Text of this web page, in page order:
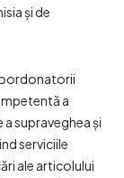
și de
a
supraveghea și
serviciile
ale articolului